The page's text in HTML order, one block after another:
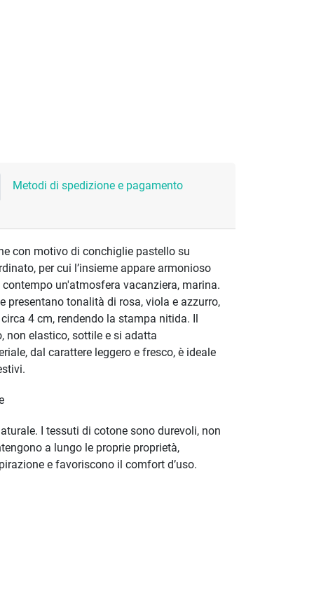
Metodi di spedizione e pagamento
con motivo di conchiglie pastello su
per cui l’insieme appare armonioso
un'atmosfera vacanziera, marina.
presentano tonalità di rosa, viola e azzurro,
4 cm, rendendo la stampa nitida. Il
non elastico, sottile e si adatta
dal carattere leggero e fresco, è ideale
I tessuti di cotone sono durevoli, non
a lungo le proprie proprietà,
e favoriscono il comfort d’uso.